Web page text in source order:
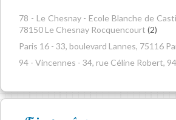
78 - Le Chesnay - Ecole Blanche de
78150 Le Chesnay Rocquencourt (2)
Paris 16 - 33, boulevard Lannes, 75116
94 - Vincennes - 34, rue Céline Robert,